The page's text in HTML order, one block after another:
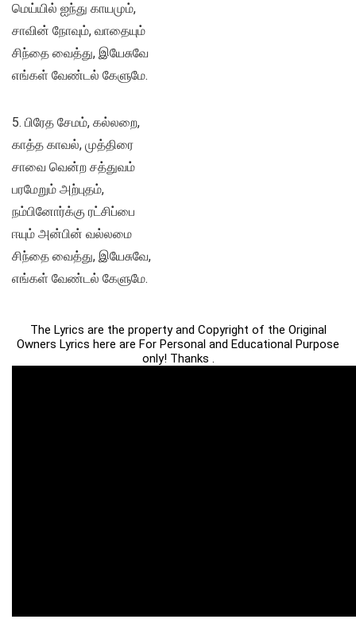
மெய்யில் ஐந்து காயமும்,
சாவின் நோவும், வாதையும்
சிந்தை வைத்து, இயேசுவே
எங்கள் வேண்டல் கேளுமே.
5. பிரேத சேமம், கல்லறை,
காத்த காவல், முத்திரை
சாவை வென்ற சத்துவம்
பரமேறும் அற்புதம்,
நம்பினோர்க்கு ரட்சிப்பை
ஈயும் அன்பின் வல்லமை
சிந்தை வைத்து, இயேசுவே,
எங்கள் வேண்டல் கேளுமே.
The Lyrics are the property and Copyright of the Original
Owners Lyrics here are For Personal and Educational Purpose
only! Thanks .